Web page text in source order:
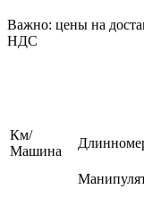
Важно: цены на
НДС
Км/
Машина